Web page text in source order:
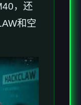
，还
和空